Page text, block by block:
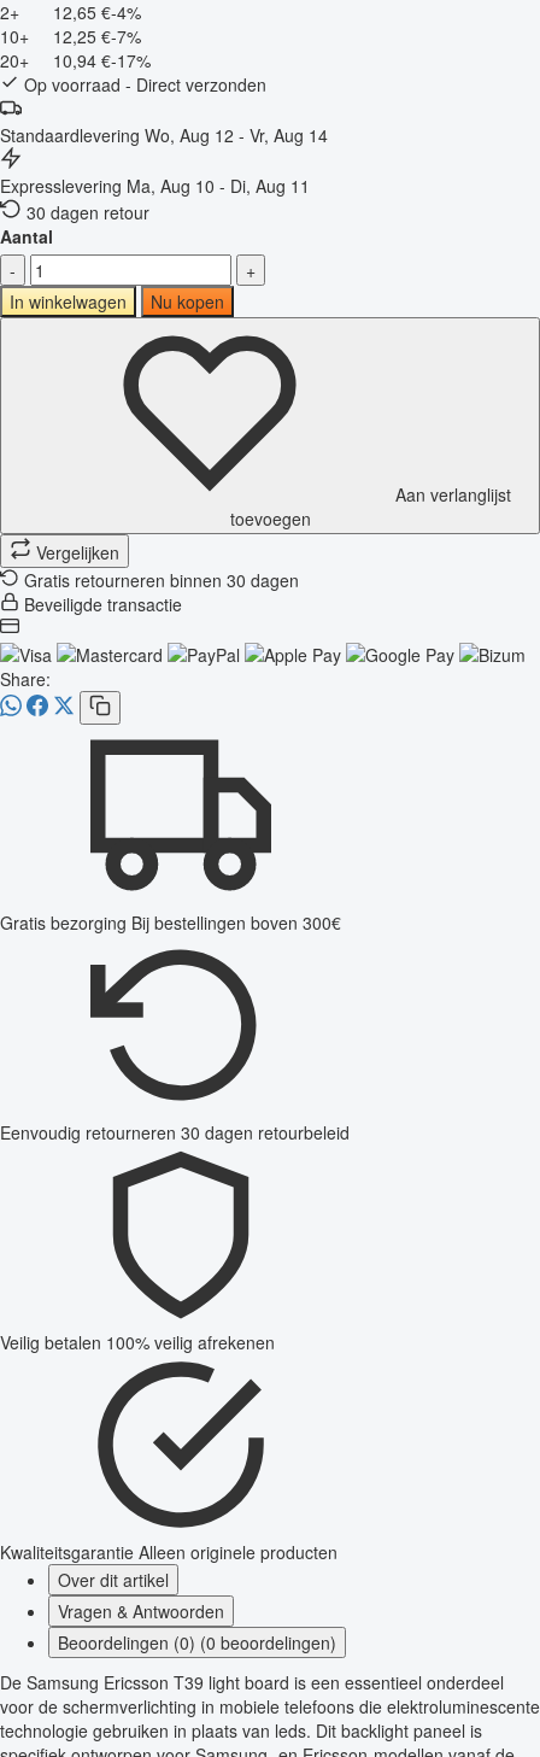
2+
12,65 €-4%
10+
12,25 €-7%
20+
10,94 €-17%
Op voorraad - Direct verzonden
Standaardlevering Wo, Aug 12 - Vr, Aug 14
Expresslevering Ma, Aug 10 - Di, Aug 11
30 dagen retour
Aantal
-
+
In winkelwagen
Nu kopen
Aan verlanglijst
toevoegen
Vergelijken
Gratis retourneren binnen 30 dagen
Beveiligde transactie
Share:
Gratis bezorging Bij bestellingen boven 300€
Eenvoudig retourneren 30 dagen retourbeleid
Veilig betalen 100% veilig afrekenen
Kwaliteitsgarantie Alleen originele producten
Over dit artikel
Vragen & Antwoorden
Beoordelingen (0) (0 beoordelingen)
De Samsung Ericsson T39 light board is een essentieel onderdeel
voor de schermverlichting in mobiele telefoons die elektroluminescente
technologie gebruiken in plaats van leds. Dit backlight paneel is